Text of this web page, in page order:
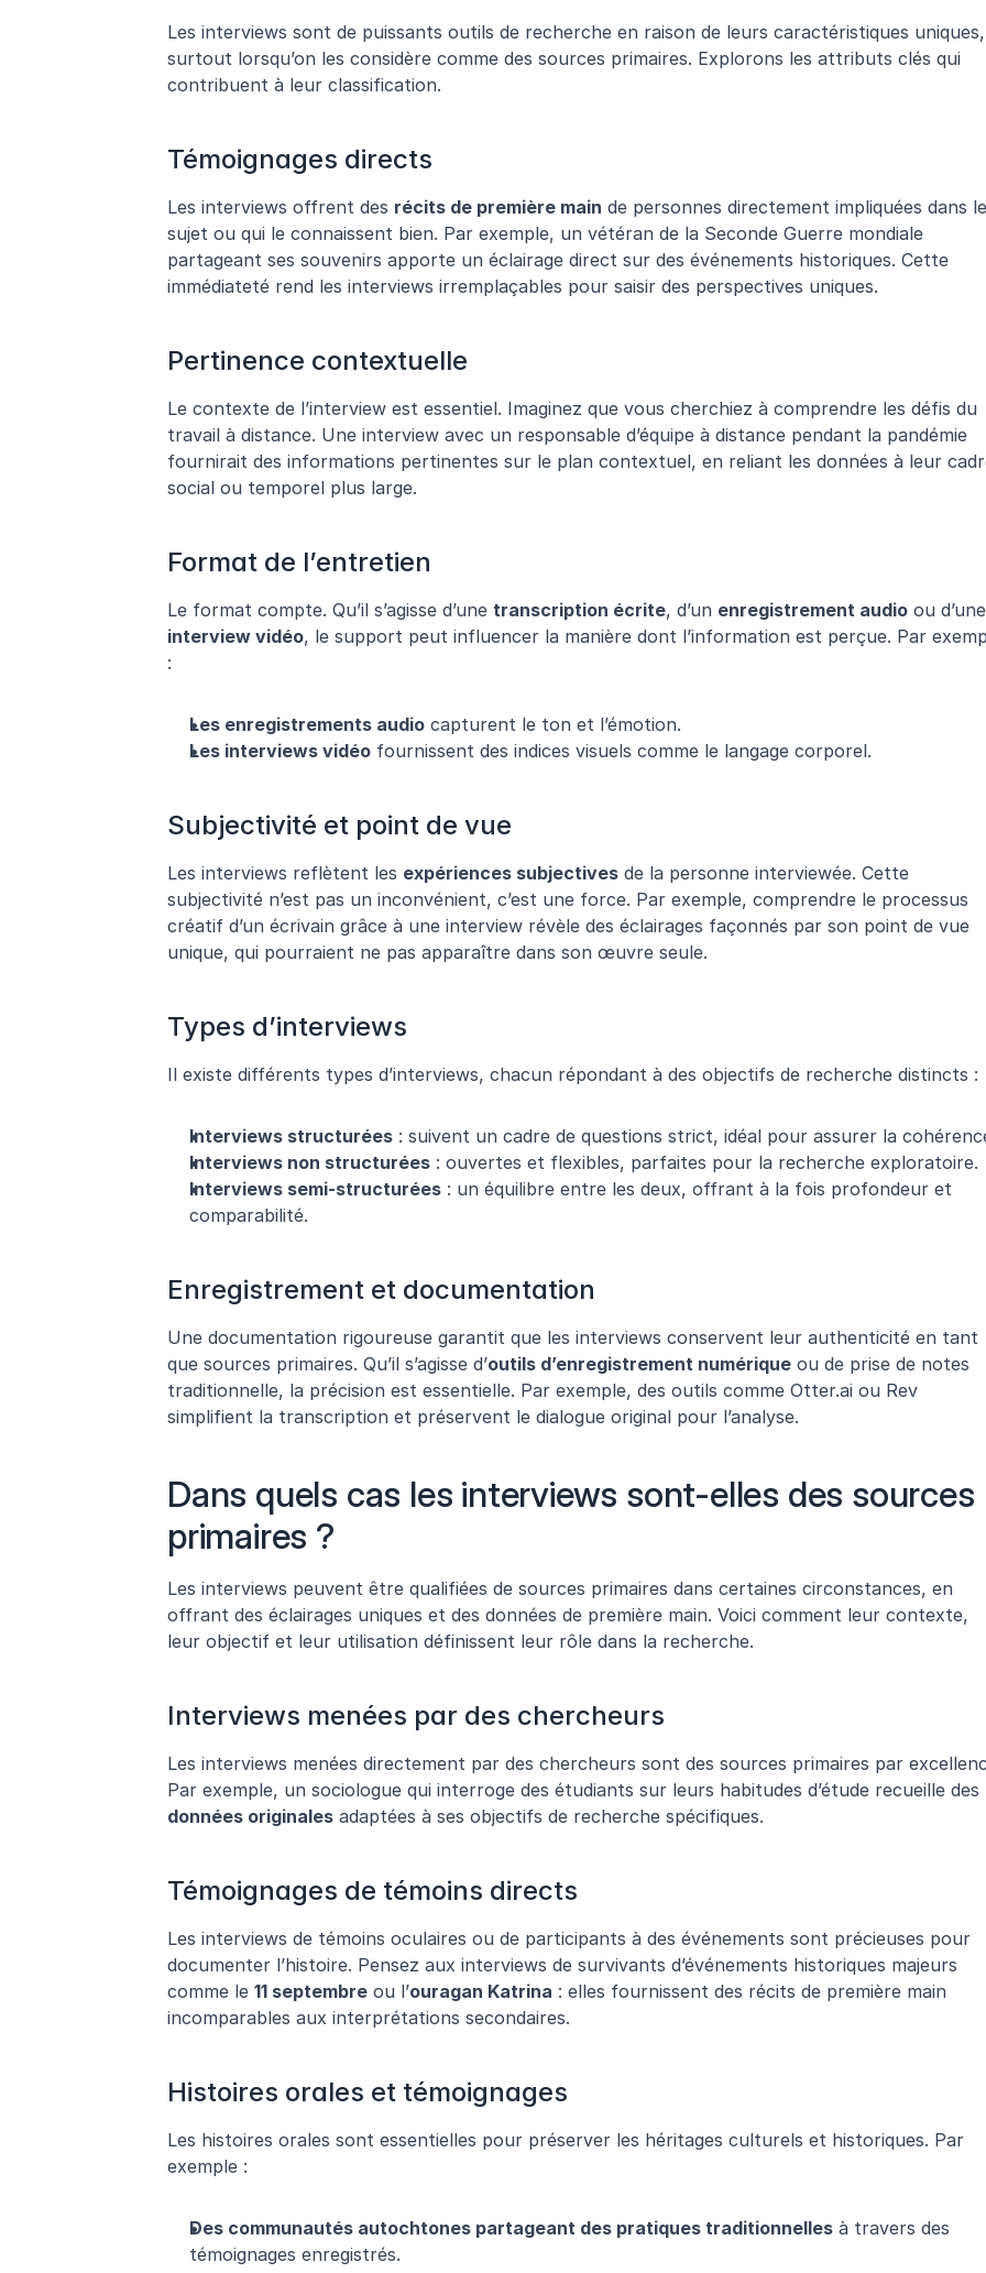
Les interviews sont de puissants outils de recherche en raison de leurs caractéristiques uniques,
surtout lorsqu’on les considère comme des sources primaires. Explorons les attributs clés qui
contribuent à leur classification.
Témoignages directs
Les interviews offrent des récits de première main de personnes directement impliquées dans le
sujet ou qui le connaissent bien. Par exemple, un vétéran de la Seconde Guerre mondiale
partageant ses souvenirs apporte un éclairage direct sur des événements historiques. Cette
immédiateté rend les interviews irremplaçables pour saisir des perspectives uniques.
Pertinence contextuelle
Le contexte de l’interview est essentiel. Imaginez que vous cherchiez à comprendre les défis du
travail à distance. Une interview avec un responsable d’équipe à distance pendant la pandémie
fournirait des informations pertinentes sur le plan contextuel, en reliant les données à leur
social ou temporel plus large.
Format de l’entretien
Le format compte. Qu’il s’agisse d’une transcription écrite, d’un enregistrement audio
interview vidéo, le support peut influencer la manière dont l’information est perçue. Par
:
Les enregistrements audio capturent le ton et l’émotion.
Les interviews vidéo fournissent des indices visuels comme le langage corporel.
Subjectivité et point de vue
Les interviews reflètent les expériences subjectives de la personne interviewée. Cette
subjectivité n’est pas un inconvénient, c’est une force. Par exemple, comprendre le processus
créatif d’un écrivain grâce à une interview révèle des éclairages façonnés par son point de vue
unique, qui pourraient ne pas apparaître dans son œuvre seule.
Types d’interviews
Il existe différents types d’interviews, chacun répondant à des objectifs de recherche distincts :
Interviews structurées : suivent un cadre de questions strict, idéal pour assurer la
Interviews non structurées : ouvertes et flexibles, parfaites pour la recherche exploratoire.
Interviews semi-structurées : un équilibre entre les deux, offrant à la fois profondeur et
comparabilité.
Enregistrement et documentation
Une documentation rigoureuse garantit que les interviews conservent leur authenticité en tant
que sources primaires. Qu’il s’agisse d’outils d’enregistrement numérique ou de prise de notes
traditionnelle, la précision est essentielle. Par exemple, des outils comme Otter.ai ou Rev
simplifient la transcription et préservent le dialogue original pour l’analyse.
Dans quels cas les interviews sont-elles des sources
primaires ?
Les interviews peuvent être qualifiées de sources primaires dans certaines circonstances, en
offrant des éclairages uniques et des données de première main. Voici comment leur contexte,
leur objectif et leur utilisation définissent leur rôle dans la recherche.
Interviews menées par des chercheurs
Les interviews menées directement par des chercheurs sont des sources primaires par
données originales adaptées à ses objectifs de recherche spécifiques.
Témoignages de témoins directs
Les interviews de témoins oculaires ou de participants à des événements sont précieuses pour
documenter l’histoire. Pensez aux interviews de survivants d’événements historiques majeurs
comme le 11 septembre ou l’ouragan Katrina : elles fournissent des récits de première main
incomparables aux interprétations secondaires.
Histoires orales et témoignages
Les histoires orales sont essentielles pour préserver les héritages culturels et historiques. Par
exemple :
Des communautés autochtones partageant des pratiques traditionnelles à travers des
témoignages enregistrés.